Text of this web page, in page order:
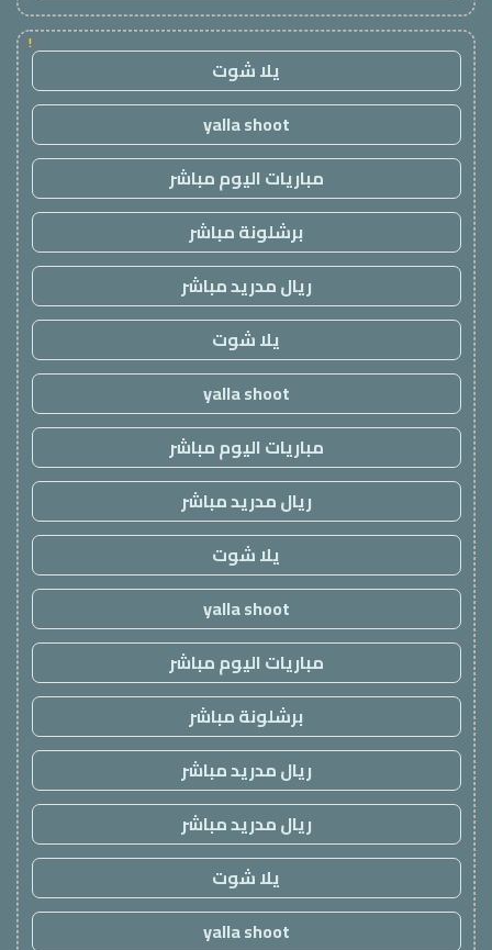
!
يلا شوت
yalla shoot
مباريات اليوم مباشر
برشلونة مباشر
ريال مدريد مباشر
يلا شوت
yalla shoot
مباريات اليوم مباشر
ريال مدريد مباشر
يلا شوت
yalla shoot
مباريات اليوم مباشر
برشلونة مباشر
ريال مدريد مباشر
ريال مدريد مباشر
يلا شوت
yalla shoot